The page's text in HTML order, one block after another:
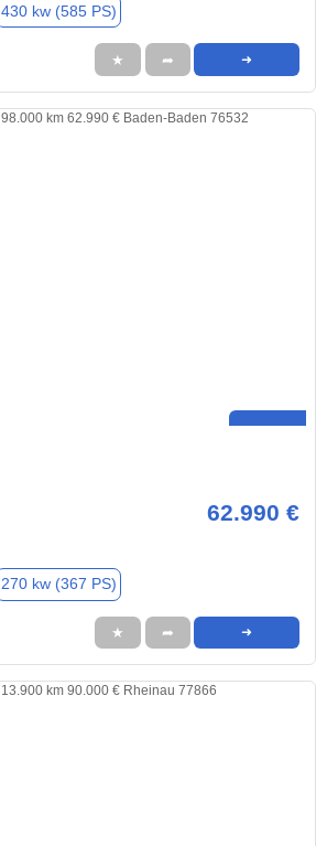
430 kw (585 PS)
★ ➦ ➜
62.990 €
270 kw (367 PS)
★ ➦ ➜